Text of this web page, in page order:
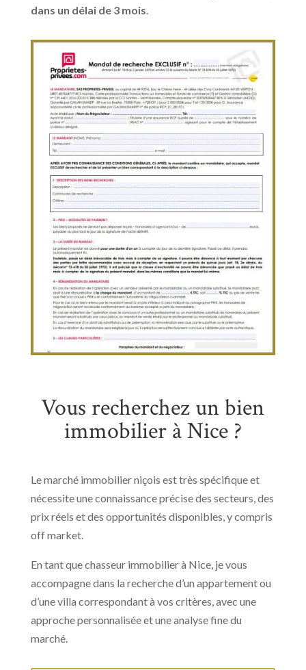
dans un délai de 3 mois.
Vous recherchez un bien
immobilier à Nice ?
Le marché immobilier niçois est très spécifique et
nécessite une connaissance précise des secteurs, des
prix réels et des opportunités disponibles, y compris
off market.
En tant que chasseur immobilier à Nice, je vous
accompagne dans la recherche d’un appartement ou
d’une villa correspondant à vos critères, avec une
approche personnalisée et une analyse fine du
marché.